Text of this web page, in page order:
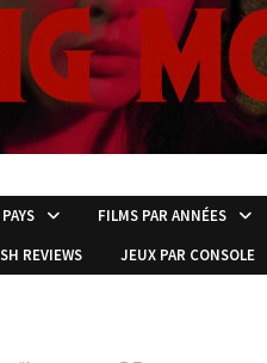
FILMS PAR ANNÉES
REVIEWS
JEUX PAR CONSOLE